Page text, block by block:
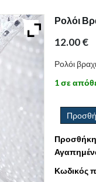
Ρολόι
12.00€
Ρολόι
1 σε
Κωδικός